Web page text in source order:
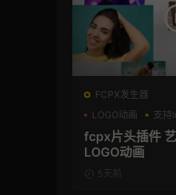
FCPX发生器
LOGO动画
支持
fcpx片头插件
LOGO动画
5天前